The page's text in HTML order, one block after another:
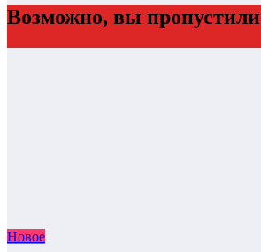
Возможно, вы пропустили
Новое